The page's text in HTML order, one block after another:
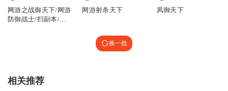
网游之战御天下/网游
防御战士/扫副本/抢
网游射杀天下 凤御天下
换一批
相关推荐